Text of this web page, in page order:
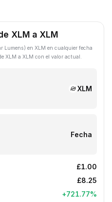
XLM a XLM
Lumens) en XLM en cualquier fecha
XLM a XLM con el valor actual.
XLM
Fecha
£1.00
£8.25
+721.77%